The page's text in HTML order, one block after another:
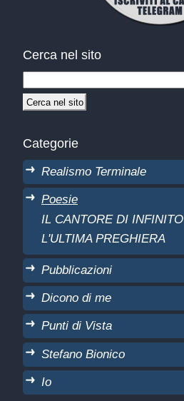
Cerca nel sito
Categorie
Realismo Terminale
Poesie
IL CANTORE DI INFINITO
L'ULTIMA PREGHIERA
Pubblicazioni
Dicono di me
Punti di Vista
Stefano Bionico
Io